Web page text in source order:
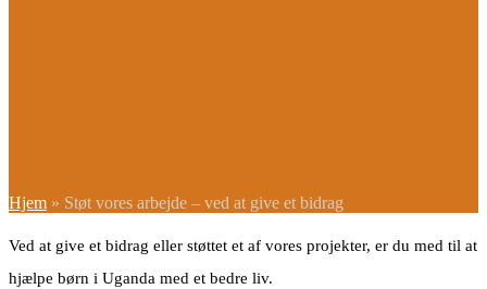
Hjem » Støt vores arbejde – ved at give et bidrag
Ved at give et bidrag eller støttet et af vores projekter, er du med til at
hjælpe børn i Uganda med et bedre liv.